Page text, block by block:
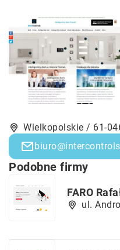
Wielkopolskie / 61-
Podobne firmy
FARO
ul.